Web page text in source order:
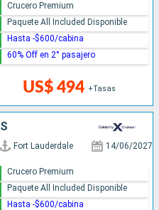
US$ 494 +Tasas
Crucero Premium
Paquete All Included Disponible
Hasta -$600/cabina
60% Off en 2° pasajero
Fort Lauderdale 14/06/2027
Crucero Premium
Paquete All Included Disponible
Hasta -$600/cabina